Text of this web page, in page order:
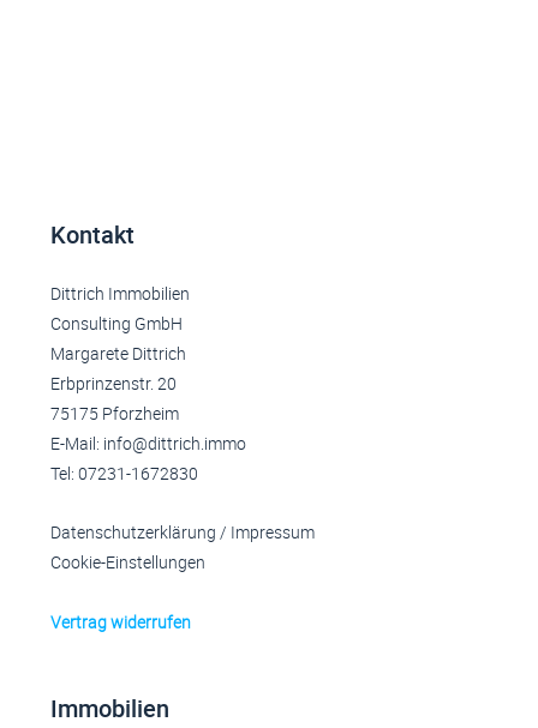
Kontakt
Dittrich Immobilien
Consulting GmbH
Margarete Dittrich
Erbprinzenstr. 20
75175 Pforzheim
E-Mail: info@dittrich.immo
Tel: 07231-1672830
Datenschutzerklärung / Impressum
Cookie-Einstellungen
Vertrag widerrufen
Immobilien